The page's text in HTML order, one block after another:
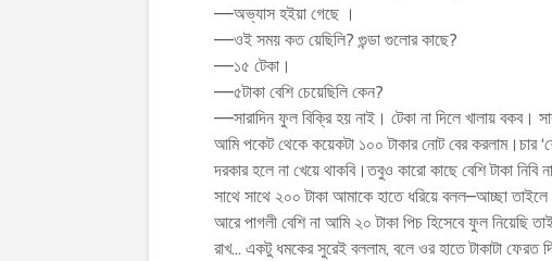
––অভ্যাস হইয়া গেছে ।
––ওই সময় কত য়েছিলি? গুন্ডা গুলোর কাছে?
––১৫ টেকা।
––৫টাকা বেশি চেয়েছিলি কেন?
––সারাদিন ফুল বিক্রি হয় নাই। টেকা না দিলে খালায় বকব।
আমি পকেট থেকে কয়েকটা ১০০ টাকার নোট বের করলাম।চার
দরকার হলে না খেয়ে থাকবি।তবুও কারো কাছে বেশি টাকা নিবি
সাথে সাথে ২০০ টাকা আমাকে হাতে ধরিয়ে বলল–আচ্ছা
আরে পাগলী বেশি না আমি ২০ টাকা পিচ হিসেবে ফুল নিয়েছি
রাখ… একটু ধমকের সুরেই বললাম, বলে ওর হাতে টাকাটা ফেরত